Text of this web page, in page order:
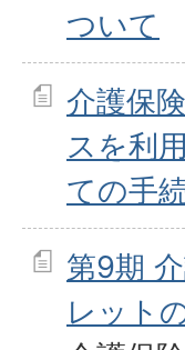
ついて
介護保
スを利
ての手
第9期
レット